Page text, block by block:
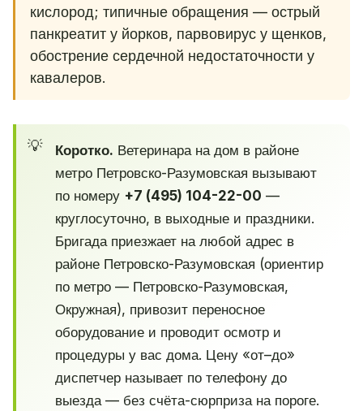
кислород; типичные обращения — острый
панкреатит у йорков, парвовирус у щенков,
обострение сердечной недостаточности у
кавалеров.
Коротко. Ветеринара на дом в районе
метро Петровско-Разумовская вызывают
по номеру +7 (495) 104-22-00 —
круглосуточно, в выходные и праздники.
Бригада приезжает на любой адрес в
районе Петровско-Разумовская (ориентир
по метро — Петровско-Разумовская,
Окружная), привозит переносное
оборудование и проводит осмотр и
процедуры у вас дома. Цену «от–до»
диспетчер называет по телефону до
выезда — без счёта-сюрприза на пороге.